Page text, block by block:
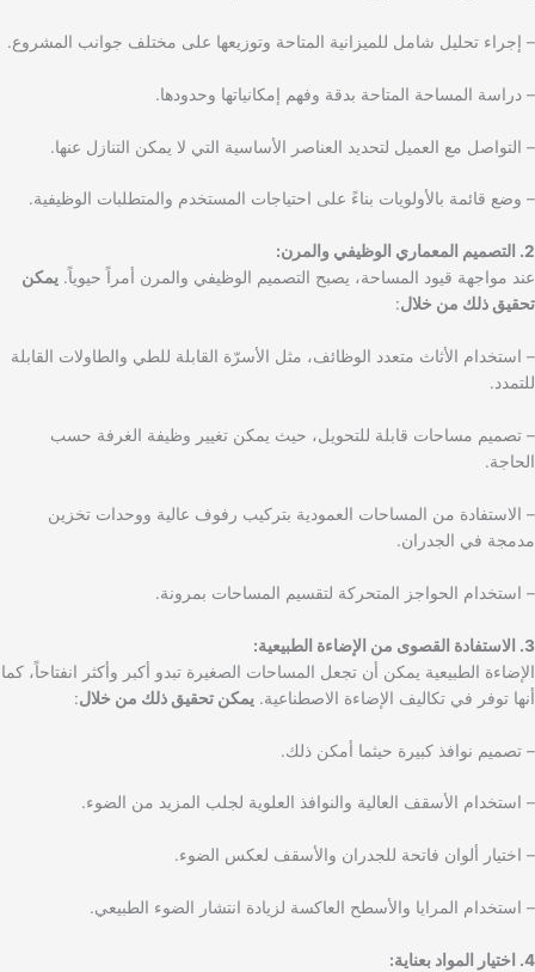
– إجراء تحليل شامل للميزانية المتاحة وتوزيعها على مختلف جوانب المشروع.
– دراسة المساحة المتاحة بدقة وفهم إمكانياتها وحدودها.
– التواصل مع العميل لتحديد العناصر الأساسية التي لا يمكن التنازل عنها.
– وضع قائمة بالأولويات بناءً على احتياجات المستخدم والمتطلبات الوظيفية.
2. التصميم المعماري الوظيفي والمرن:
عند مواجهة قيود المساحة، يصبح التصميم الوظيفي والمرن أمراً حيوياً. يمكن
تحقيق ذلك من خلال:
– استخدام الأثاث متعدد الوظائف، مثل الأسرّة القابلة للطي والطاولات القابلة
للتمدد.
– تصميم مساحات قابلة للتحويل، حيث يمكن تغيير وظيفة الغرفة حسب
الحاجة.
– الاستفادة من المساحات العمودية بتركيب رفوف عالية ووحدات تخزين
مدمجة في الجدران.
– استخدام الحواجز المتحركة لتقسيم المساحات بمرونة.
3. الاستفادة القصوى من الإضاءة الطبيعية:
الإضاءة الطبيعية يمكن أن تجعل المساحات الصغيرة تبدو أكبر وأكثر انفتاحاً، كما
أنها توفر في تكاليف الإضاءة الاصطناعية. يمكن تحقيق ذلك من خلال:
– تصميم نوافذ كبيرة حيثما أمكن ذلك.
– استخدام الأسقف العالية والنوافذ العلوية لجلب المزيد من الضوء.
– اختيار ألوان فاتحة للجدران والأسقف لعكس الضوء.
– استخدام المرايا والأسطح العاكسة لزيادة انتشار الضوء الطبيعي.
4. اختيار المواد بعناية: